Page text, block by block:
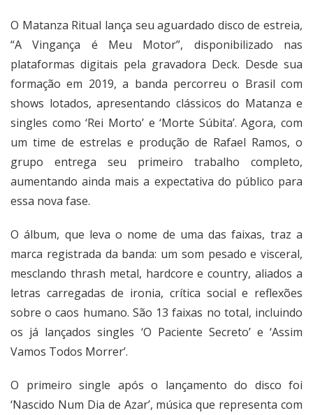
O Matanza Ritual lança seu aguardado disco de estreia,
“A Vingança é Meu Motor”, disponibilizado nas
plataformas digitais pela gravadora Deck. Desde sua
formação em 2019, a banda percorreu o Brasil com
shows lotados, apresentando clássicos do Matanza e
singles como ‘Rei Morto’ e ‘Morte Súbita’. Agora, com
um time de estrelas e produção de Rafael Ramos, o
grupo entrega seu primeiro trabalho completo,
aumentando ainda mais a expectativa do público para
essa nova fase.
O álbum, que leva o nome de uma das faixas, traz a
marca registrada da banda: um som pesado e visceral,
mesclando thrash metal, hardcore e country, aliados a
letras carregadas de ironia, crítica social e reflexões
sobre o caos humano. São 13 faixas no total, incluindo
os já lançados singles ‘O Paciente Secreto’ e ‘Assim
Vamos Todos Morrer’.
O primeiro single após o lançamento do disco foi
‘Nascido Num Dia de Azar’, música que representa com